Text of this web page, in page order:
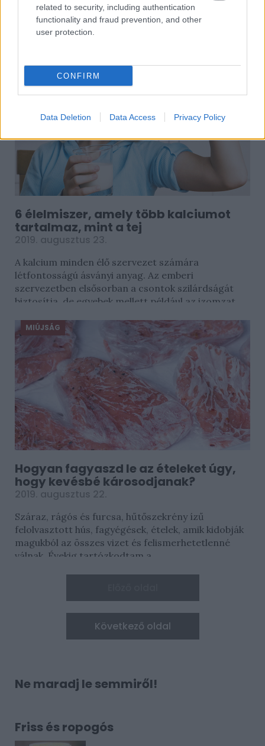
related to security, including authentication
functionality and fraud prevention, and other
user protection.
CONFIRM
Data Deletion Data Access Privacy Policy
Könnyű azt hinni, hogy minden ételnek jót tesz a
hűtőben való tárolás, hiszen meghosszabbítja a
fogyaszthatóságukat, ám ez egyáltalán nincs így.
MIÚJSÁG
6 élelmiszer, amely több kalciumot
tartalmaz, mint a tej
2019. augusztus 23.
A kalcium minden élő szervezet számára
létfontosságú ásványi anyag. Az emberi
szervezetben elsősorban a csontok szilárdságát
biztosítja, de egyebek mellett például az izomzat...
MIÚJSÁG
Hogyan fagyaszd le az ételeket úgy,
hogy kevésbé károsodjanak?
2019. augusztus 22.
Száraz, rágós és furcsa, hűtőszekrény ízű
felolvasztott hús, fagyégések, ételek, amik kidobják
magukból az összes vizet és felismerhetetlenné
válnak. Évekig tartózkodtam a...
Következő oldal
Friss és ropogós
Ne maradj le semmiről!